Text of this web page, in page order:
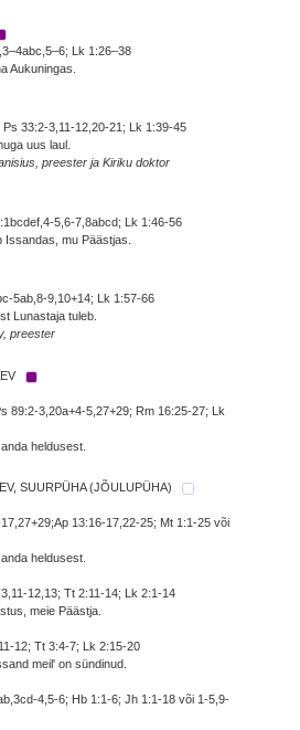
Lk 1:26–38
Aukuningas.
33:2-3,11-12,20-21; Lk 1:39-45
uus laul.
preester ja Kiriku doktor
5,6-7,8abcd; Lk 1:46-56
mu Päästjas.
5ab,8-9,10+14; Lk 1:57-66
Lunastaja tuleb.
preester
89:2-3,20a+4-5,27+29; Rm 16:25-27; Lk
heldusest.
SUURPÜHA (JÕULUPÜHA)
13:16-17,22-25; Mt 1:1-25 või
heldusest.
12,13; Tt 2:11-14; Lk 2:1-14
meie Päästja.
12; Tt 3:4-7; Lk 2:15-20
meil' on sündinud.
4,5-6; Hb 1:1-6; Jh 1:1-18 või 1-5,9-